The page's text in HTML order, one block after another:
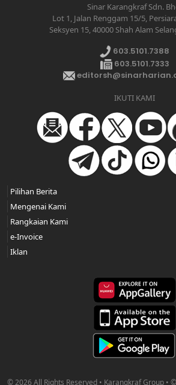
Sinar Karangkraf Sdn.
Lot 1, Jalan Renggam 15/5,
Seksyen 15, 40000 Shah Alam
603.5101.7388
603.5101.7333
IKUTI KAMI
© 2026 All Rights Reserved • Karangkraf Group •